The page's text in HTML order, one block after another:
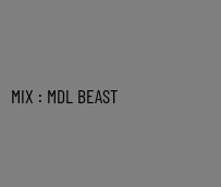
MIX : MDL BEAST